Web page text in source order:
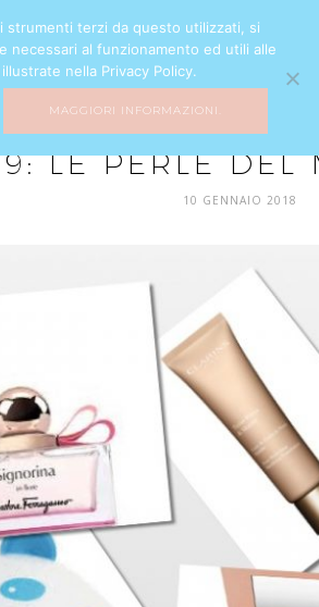
LE PERLE DEL
10 GENNAIO 2018
strumenti terzi da questo utilizzati, si
necessari al funzionamento ed utili alle
nella Privacy Policy.
MAGGIORI INFORMAZIONI.